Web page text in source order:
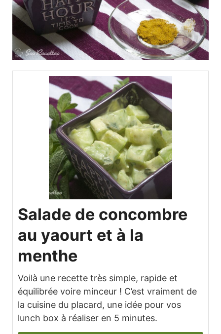
Salade de concombre
au yaourt et à la
menthe
Voilà une recette très simple, rapide et
équilibrée voire minceur ! C’est vraiment de
la cuisine du placard, une idée pour vos
lunch box à réaliser en 5 minutes.